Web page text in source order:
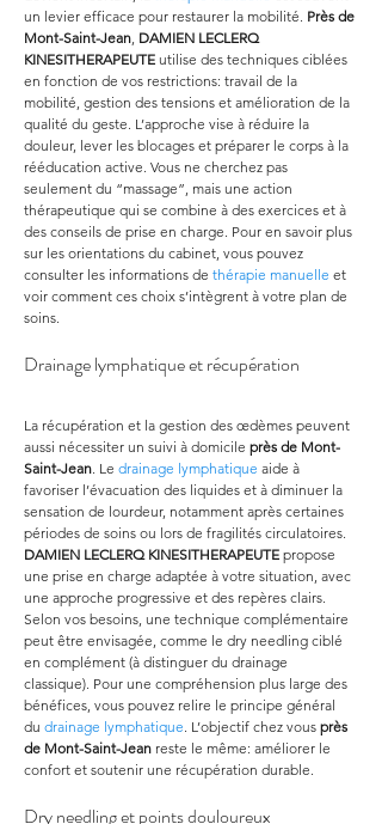
un levier efficace pour restaurer la mobilité. Près de
Mont-Saint-Jean, DAMIEN LECLERQ
KINESITHERAPEUTE utilise des techniques ciblées
en fonction de vos restrictions: travail de la
mobilité, gestion des tensions et amélioration de la
qualité du geste. L’approche vise à réduire la
douleur, lever les blocages et préparer le corps à la
rééducation active. Vous ne cherchez pas
seulement du “massage”, mais une action
thérapeutique qui se combine à des exercices et à
des conseils de prise en charge. Pour en savoir plus
sur les orientations du cabinet, vous pouvez
consulter les informations de thérapie manuelle et
voir comment ces choix s’intègrent à votre plan de
soins.
Drainage lymphatique et récupération
La récupération et la gestion des œdèmes peuvent
aussi nécessiter un suivi à domicile près de Mont-
Saint-Jean. Le drainage lymphatique aide à
favoriser l’évacuation des liquides et à diminuer la
sensation de lourdeur, notamment après certaines
périodes de soins ou lors de fragilités circulatoires.
DAMIEN LECLERQ KINESITHERAPEUTE propose
une prise en charge adaptée à votre situation, avec
une approche progressive et des repères clairs.
Selon vos besoins, une technique complémentaire
peut être envisagée, comme le dry needling ciblé
en complément (à distinguer du drainage
classique). Pour une compréhension plus large des
bénéfices, vous pouvez relire le principe général
du drainage lymphatique. L’objectif chez vous près
de Mont-Saint-Jean reste le même: améliorer le
confort et soutenir une récupération durable.
Dry needling et points douloureux